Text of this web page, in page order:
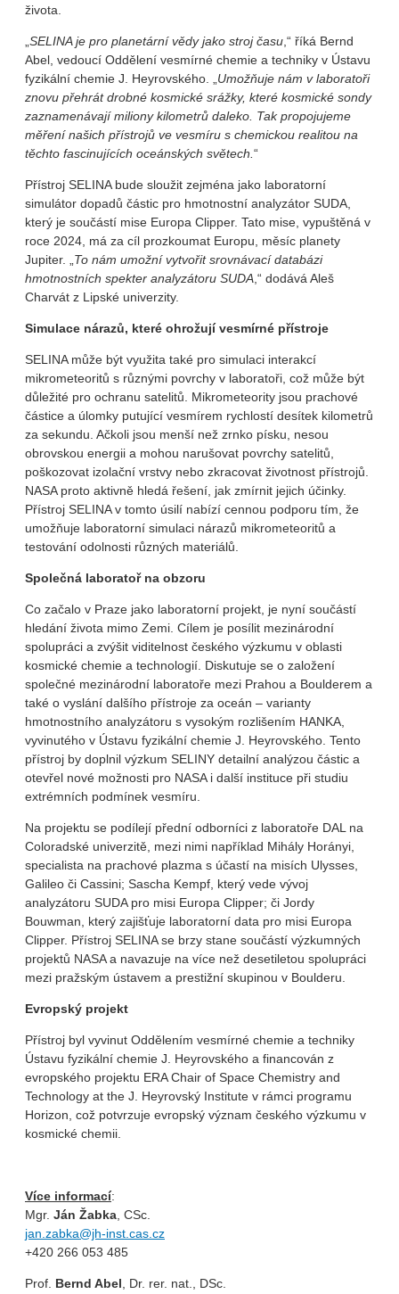
života.
„SELINA je pro planetární vědy jako stroj času,“ říká Bernd
Abel, vedoucí Oddělení vesmírné chemie a techniky v Ústavu
fyzikální chemie J. Heyrovského. „Umožňuje nám v laboratoři
znovu přehrát drobné kosmické srážky, které kosmické sondy
zaznamenávají miliony kilometrů daleko. Tak propojujeme
měření našich přístrojů ve vesmíru s chemickou realitou na
těchto fascinujících oceánských světech.“
Přístroj SELINA bude sloužit zejména jako laboratorní
simulátor dopadů částic pro hmotnostní analyzátor SUDA,
který je součástí mise Europa Clipper. Tato mise, vypuštěná v
roce 2024, má za cíl prozkoumat Europu, měsíc planety
Jupiter. „To nám umožní vytvořit srovnávací databázi
hmotnostních spekter analyzátoru SUDA,“ dodává Aleš
Charvát z Lipské univerzity.
Simulace nárazů, které ohrožují vesmírné přístroje
SELINA může být využita také pro simulaci interakcí
mikrometeoritů s různými povrchy v laboratoři, což může být
důležité pro ochranu satelitů. Mikrometeority jsou prachové
částice a úlomky putující vesmírem rychlostí desítek kilometrů
za sekundu. Ačkoli jsou menší než zrnko písku, nesou
obrovskou energii a mohou narušovat povrchy satelitů,
poškozovat izolační vrstvy nebo zkracovat životnost přístrojů.
NASA proto aktivně hledá řešení, jak zmírnit jejich účinky.
Přístroj SELINA v tomto úsilí nabízí cennou podporu tím, že
umožňuje laboratorní simulaci nárazů mikrometeoritů a
testování odolnosti různých materiálů.
Společná laboratoř na obzoru
Co začalo v Praze jako laboratorní projekt, je nyní součástí
hledání života mimo Zemi. Cílem je posílit mezinárodní
spolupráci a zvýšit viditelnost českého výzkumu v oblasti
kosmické chemie a technologií. Diskutuje se o založení
společné mezinárodní laboratoře mezi Prahou a Boulderem a
také o vyslání dalšího přístroje za oceán – varianty
hmotnostního analyzátoru s vysokým rozlišením HANKA,
vyvinutého v Ústavu fyzikální chemie J. Heyrovského. Tento
přístroj by doplnil výzkum SELINY detailní analýzou částic a
otevřel nové možnosti pro NASA i další instituce při studiu
extrémních podmínek vesmíru.
Na projektu se podílejí přední odborníci z laboratoře DAL na
Coloradské univerzitě, mezi nimi například Mihály Horányi,
specialista na prachové plazma s účastí na misích Ulysses,
Galileo či Cassini; Sascha Kempf, který vede vývoj
analyzátoru SUDA pro misi Europa Clipper; či Jordy
Bouwman, který zajišťuje laboratorní data pro misi Europa
Clipper. Přístroj SELINA se brzy stane součástí výzkumných
projektů NASA a navazuje na více než desetiletou spolupráci
mezi pražským ústavem a prestižní skupinou v Boulderu.
Evropský projekt
Přístroj byl vyvinut Oddělením vesmírné chemie a techniky
Ústavu fyzikální chemie J. Heyrovského a financován z
evropského projektu ERA Chair of Space Chemistry and
Technology at the J. Heyrovský Institute v rámci programu
Horizon, což potvrzuje evropský význam českého výzkumu v
kosmické chemii.
Více informací:
Mgr. Ján Žabka, CSc.
jan.zabka@jh-inst.cas.cz
+420 266 053 485
Prof. Bernd Abel, Dr. rer. nat., DSc.